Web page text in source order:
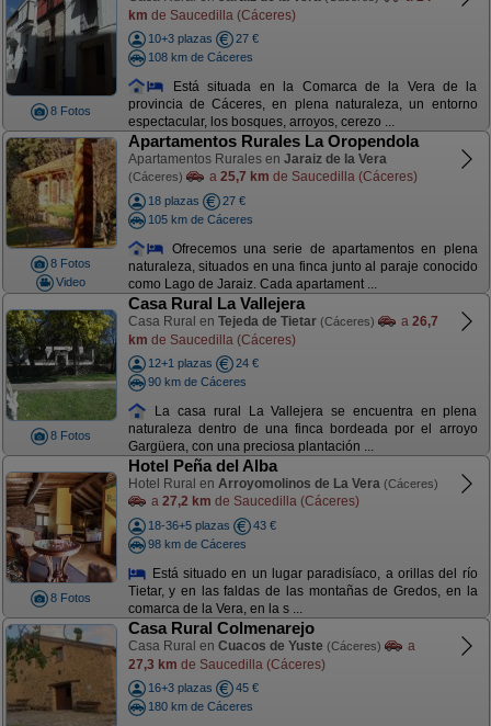
8 Fotos
km de Saucedilla (Cáceres)
10+3 plazas
27 €
108 km de Cáceres
Está situada en la Comarca de la Vera de la
provincia de Cáceres, en plena naturaleza, un entorno
espectacular, los bosques, arroyos, cerezo ...
8 Fotos
Video
Apartamentos Rurales La Oropendola
Apartamentos Rurales en Jaraiz de la Vera
(Cáceres) a 25,7 km de Saucedilla (Cáceres)
18 plazas
27 €
105 km de Cáceres
Ofrecemos una serie de apartamentos en plena
naturaleza, situados en una finca junto al paraje conocido
como Lago de Jaraiz. Cada apartament ...
8 Fotos
Casa Rural La Vallejera
Casa Rural en Tejeda de Tietar (Cáceres) a 26,7
km de Saucedilla (Cáceres)
12+1 plazas
24 €
90 km de Cáceres
La casa rural La Vallejera se encuentra en plena
naturaleza dentro de una finca bordeada por el arroyo
Gargüera, con una preciosa plantación ...
8 Fotos
Hotel Peña del Alba
Hotel Rural en Arroyomolinos de La Vera (Cáceres)
a 27,2 km de Saucedilla (Cáceres)
18-36+5 plazas
43 €
98 km de Cáceres
Está situado en un lugar paradisíaco, a orillas del río
Tietar, y en las faldas de las montañas de Gredos, en la
comarca de la Vera, en la s ...
Casa Rural Colmenarejo
Casa Rural en Cuacos de Yuste (Cáceres)
a
27,3 km de Saucedilla (Cáceres)
16+3 plazas
45 €
180 km de Cáceres